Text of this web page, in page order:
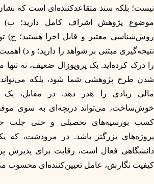
نیست؛ بلکه سند متقاعدکننده‌ای است که
موضوع پژوهش اشراف کامل دارید؛ ب)
روش‌شناسی معتبر و قابل اجرا هستید؛ ج)
نتیجه‌گیری مبتنی بر شواهد را دارید؛ و د)
را درک کرده‌اید. یک پروپوزال ضعیف، نه
شدن طرح پژوهشی شما شود، بلکه می‌تواند
مالی زیادی را هدر دهد. در مقابل، یک
خوش‌ساخت، می‌تواند دریچه‌ای به سوی
کسب بورسیه‌های تحصیلی و حتی جلب
پروژه‌های بزرگتر باشد. در مرودشت، که
دانشگاهی فعال است، رقابت برای پذیرش
کیفیت نگارش، عامل تعیین‌کننده‌ای محسوب